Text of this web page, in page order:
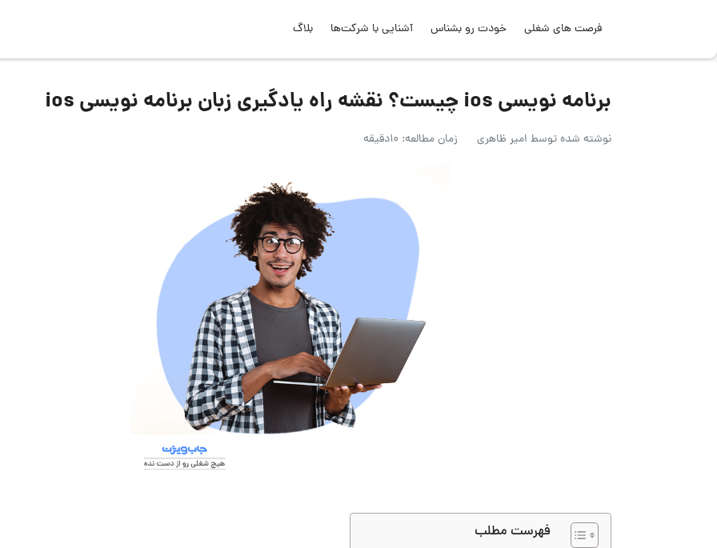
فرصت های شغلی خودت رو بشناس آشنایی با شرکت‌ها بلاگ
برنامه نویسی ios چیست؟ نقشه راه یادگیری زبان برنامه نویسی ios
نوشته شده توسط امیر ظاهری زمان مطالعه: 10دقیقه
فهرست مطلب